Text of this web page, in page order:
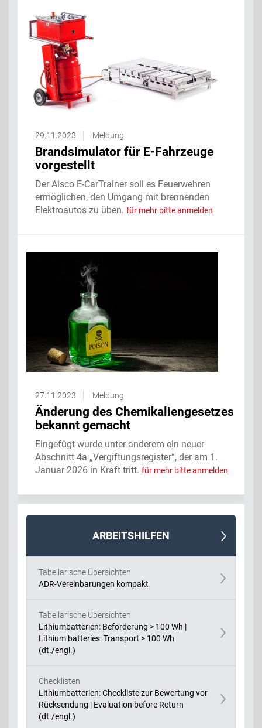
29.11.2023 Meldung
Brandsimulator für E-Fahrzeuge
vorgestellt
Der Aisco E-CarTrainer soll es Feuerwehren
ermöglichen, den Umgang mit brennenden
Elektroautos zu üben. für mehr bitte anmelden
27.11.2023 Meldung
Änderung des Chemikaliengesetzes
bekannt gemacht
Eingefügt wurde unter anderem ein neuer
Abschnitt 4a „Vergiftungsregister“, der am 1.
Januar 2026 in Kraft tritt. für mehr bitte anmelden
ARBEITSHILFEN
Tabellarische Übersichten
ADR-Vereinbarungen kompakt
Tabellarische Übersichten
Lithiumbatterien: Beförderung > 100 Wh |
Lithium batteries: Transport > 100 Wh
(dt./engl.)
Checklisten
Lithiumbatterien: Checkliste zur Bewertung vor
Rücksendung | Evaluation before Return
(dt./engl.)